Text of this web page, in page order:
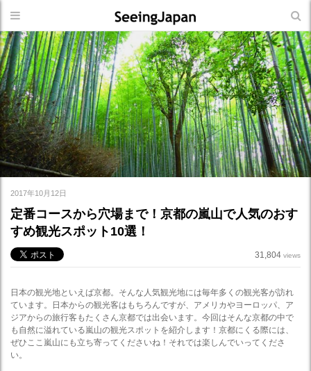
2017年10月12日
定番コースから穴場まで！京都の嵐山で人気のおす
すめ観光スポット10選！
31,804 views
日本の観光地といえば京都。そんな人気観光地には毎年多くの観光客が訪れ
ています。日本からの観光客はもちろんですが、アメリカやヨーロッパ、ア
ジアからの旅行客もたくさん京都では出会います。今回はそんな京都の中で
も自然に溢れている嵐山の観光スポットを紹介します！京都にくる際には、
ぜひここ嵐山にも立ち寄ってくださいね！それでは楽しんでいってくださ
い。